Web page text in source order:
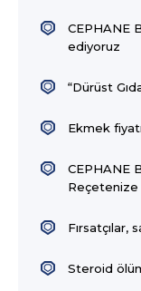
CEPHANE
ediyoruz
“Dürüst
Ekmek
CEPHANE
Reçetenize
Fırsatçılar,
Steroid